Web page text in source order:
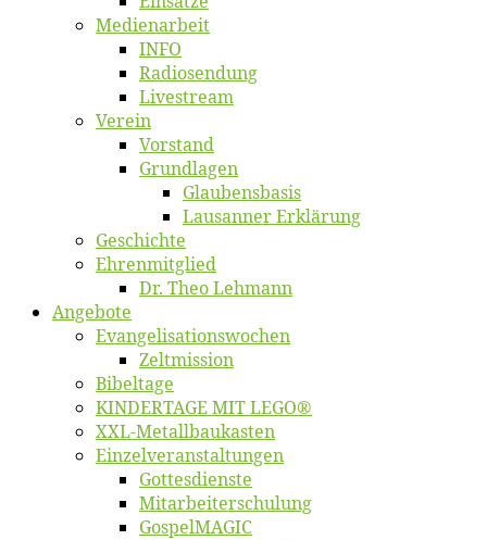
Me­di­en­ar­beit
INFO
Ra­dio­sen­dung
Live­stream
Ver­ein
Vor­stand
Grund­la­gen
Glaubens­ba­sis
Lausan­ner Erklärung
Ge­schich­te
Eh­ren­mit­glied
Dr. Theo Lehmann
An­ge­bo­te
Evangelisa­tions­wo­chen
Zelt­mis­si­on
Bi­bel­ta­ge
KINDERTAGE MIT LEGO®
XXL-Me­­tal­l­­bau­­kas­­ten
Einzelver­an­stal­tungen
Got­tes­diens­te
Mitarbeiter­schulung
Gos­pel­MA­GIC